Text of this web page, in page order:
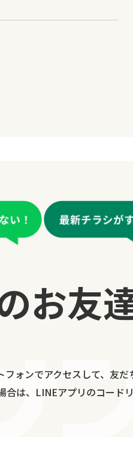
お友
フォンでアクセスして、友だ
合は、LINEアプリのコード